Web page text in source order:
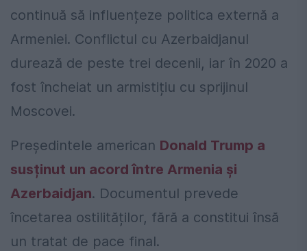
continuă să influențeze politica externă a
Armeniei. Conflictul cu Azerbaidjanul
durează de peste trei decenii, iar în 2020 a
fost încheiat un armistițiu cu sprijinul
Moscovei.
Președintele american Donald Trump a
susținut un acord între Armenia și
Azerbaidjan. Documentul prevede
încetarea ostilităților, fără a constitui însă
un tratat de pace final.